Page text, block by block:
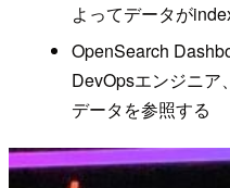
よってデータが
OpenSearch
DevOpsエンジニア
データを参照する